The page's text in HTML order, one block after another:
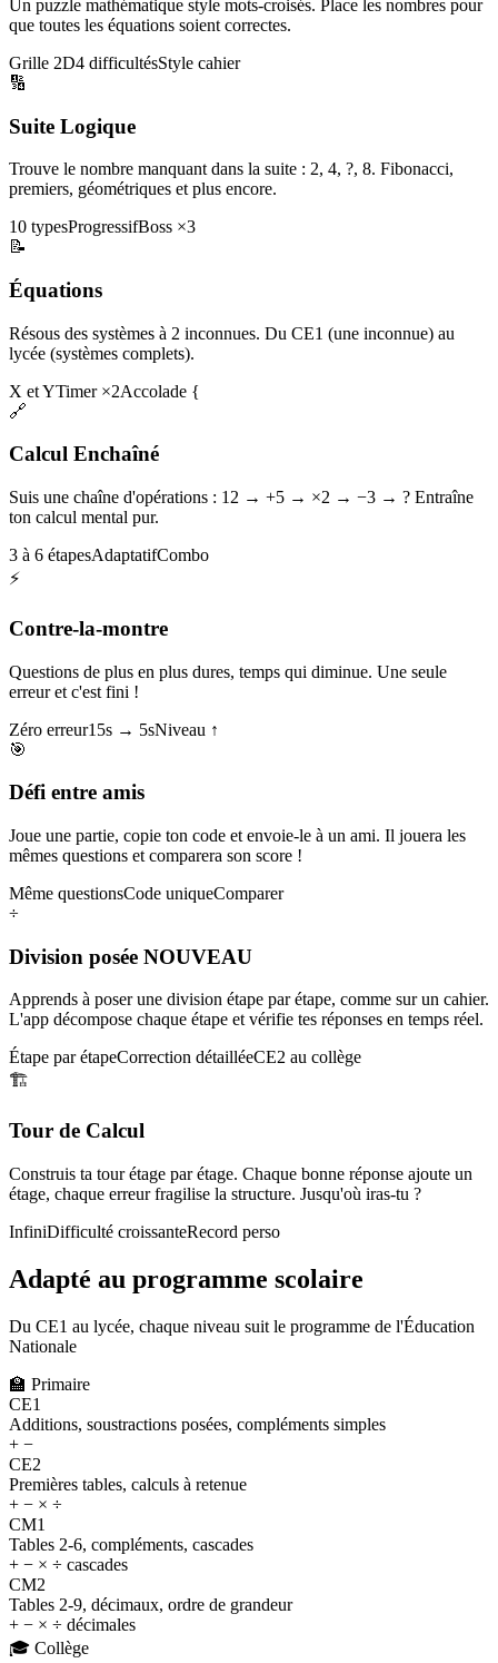
Un puzzle mathématique style mots-croisés. Place les nombres pour
que toutes les équations soient correctes.
Grille 2D4 difficultésStyle cahier
🔢
Suite Logique
Trouve le nombre manquant dans la suite : 2, 4, ?, 8. Fibonacci,
premiers, géométriques et plus encore.
10 typesProgressifBoss ×3
📝
Équations
Résous des systèmes à 2 inconnues. Du CE1 (une inconnue) au
lycée (systèmes complets).
X et YTimer ×2Accolade {
🔗
Calcul Enchaîné
Suis une chaîne d'opérations : 12 → +5 → ×2 → −3 → ? Entraîne
ton calcul mental pur.
3 à 6 étapesAdaptatifCombo
⚡
Contre-la-montre
Questions de plus en plus dures, temps qui diminue. Une seule
erreur et c'est fini !
Zéro erreur15s → 5sNiveau ↑
🎯
Défi entre amis
Joue une partie, copie ton code et envoie-le à un ami. Il jouera les
mêmes questions et comparera son score !
Même questionsCode uniqueComparer
÷
Division posée NOUVEAU
Apprends à poser une division étape par étape, comme sur un cahier.
L'app décompose chaque étape et vérifie tes réponses en temps réel.
Étape par étapeCorrection détailléeCE2 au collège
🏗️
Tour de Calcul
Construis ta tour étage par étage. Chaque bonne réponse ajoute un
étage, chaque erreur fragilise la structure. Jusqu'où iras-tu ?
InfiniDifficulté croissanteRecord perso
Adapté au programme scolaire
Du CE1 au lycée, chaque niveau suit le programme de l'Éducation
Nationale
🏫 Primaire
CE1
Additions, soustractions posées, compléments simples
+ −
CE2
Premières tables, calculs à retenue
+ − × ÷
CM1
Tables 2-6, compléments, cascades
+ − × ÷ cascades
CM2
Tables 2-9, décimaux, ordre de grandeur
+ − × ÷ décimales
🎓 Collège